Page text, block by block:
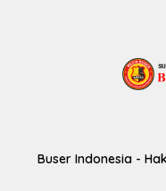
Buser Indonesia -